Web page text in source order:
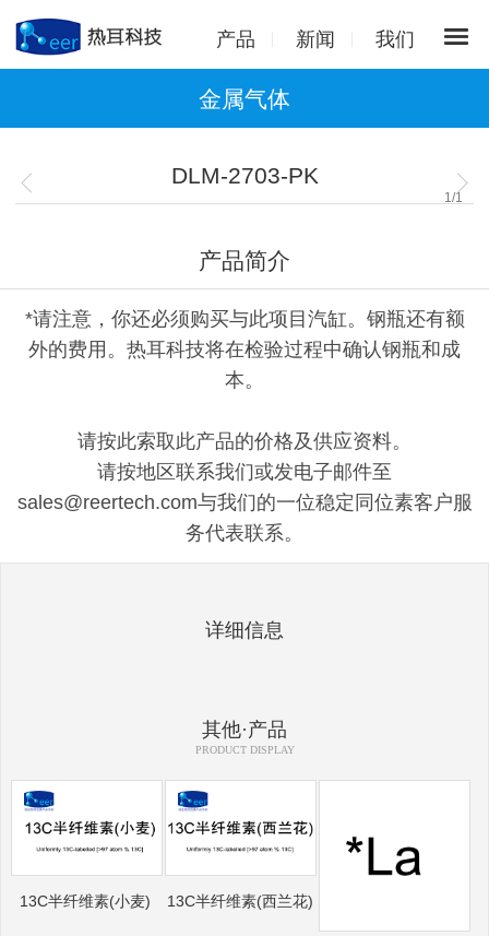
产品 新闻 我们
金属气体
DLM-2703-PK
1 /1
产品简介
*请注意，你还必须购买与此项目汽缸。钢瓶还有额
外的费用。热耳科技将在检验过程中确认钢瓶和成
本。
请按此索取此产品的价格及供应资料。
请按地区联系我们或发电子邮件至
sales@reertech.com与我们的一位稳定同位素客户服
务代表联系。
详细信息
其他·产品
PRODUCT DISPLAY
13C半纤维素(小麦) 13C半纤维素(西兰花)